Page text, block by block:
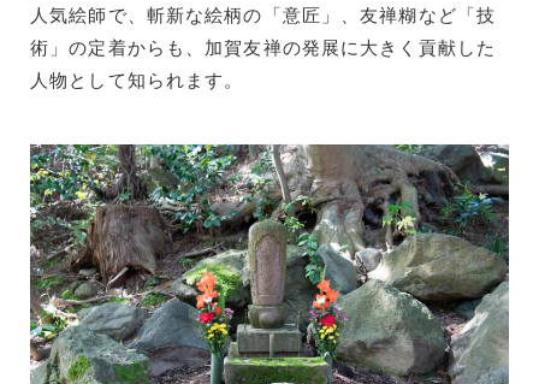
人気絵師で、斬新な絵柄の「意匠」、友禅糊など「技
術」の定着からも、加賀友禅の発展に大きく貢献した
人物として知られます。